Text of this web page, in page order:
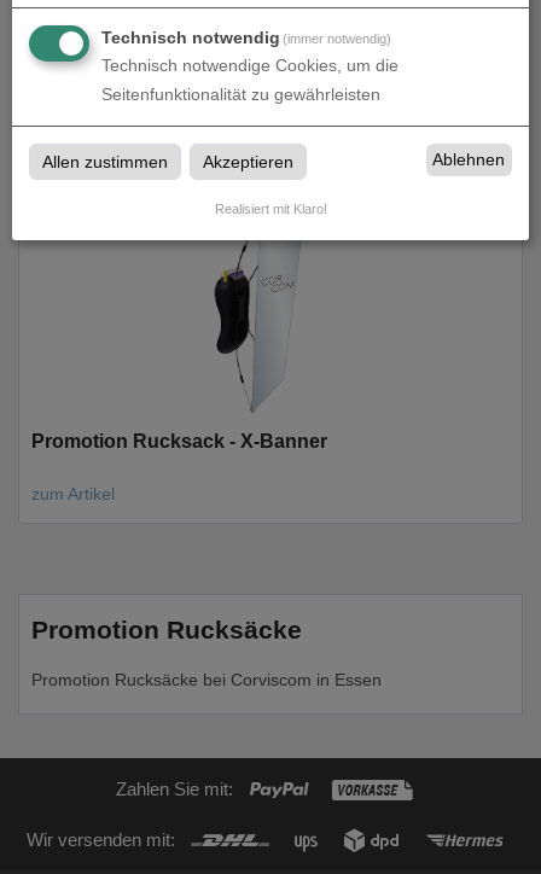
Promotion Rucksack - Wind
zum Artikel
Promotion Rucksack - X-Banner
zum Artikel
Promotion Rucksäcke
Promotion Rucksäcke bei Corviscom in Essen
Zahlen Sie mit:
Wir versenden mit:
Technisch notwendig (immer notwendig)
Technisch notwendige Cookies, um die
Seitenfunktionalität zu gewährleisten
Allen zustimmen Akzeptieren Ablehnen
Realisiert mit Klaro!